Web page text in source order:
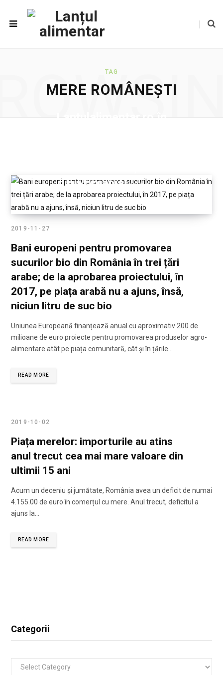
TAG
MERE ROMÂNEȘTI
din România 2020-02-01
2019-11-27
Bani europeni pentru promovarea
sucurilor bio din România în trei țări
arabe; de la aprobarea proiectului, în
2017, pe piața arabă nu a ajuns, însă,
niciun litru de suc bio
Uniunea Europeană finanțează anual cu aproximativ 200 de
milioane de euro proiecte pentru promovarea produselor agro-
alimentare atât pe piața comunitară, cât și în țările…
READ MORE
2019-10-02
Piața merelor: importurile au atins
anul trecut cea mai mare valoare din
ultimii 15 ani
Acum un deceniu și jumătate, România avea un deficit de numai
4.155.00 de euro în comerțul cu mere. Anul trecut, deficitul a
ajuns la…
READ MORE
Categorii
Categorii